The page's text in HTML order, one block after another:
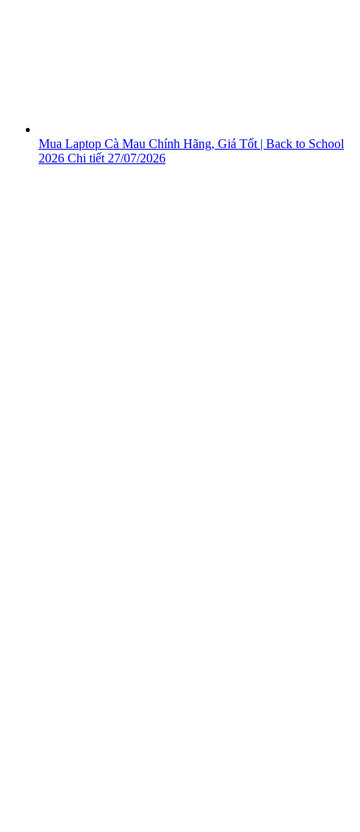
Mua Laptop Cà Mau Chính Hãng, Giá Tốt | Back to School
2026 Chi tiết 27/07/2026